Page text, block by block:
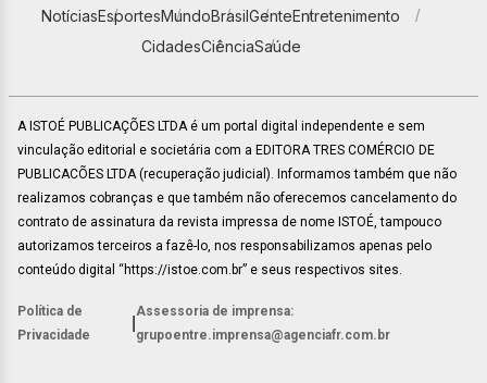
NotíciasEsportesMundoBrasilGenteEntretenimento
CidadesCiênciaSaúde
A ISTOÉ PUBLICAÇÕES LTDA é um portal digital independente e sem
vinculação editorial e societária com a EDITORA TRES COMÉRCIO DE
PUBLICACÕES LTDA (recuperação judicial). Informamos também que não
realizamos cobranças e que também não oferecemos cancelamento do
contrato de assinatura da revista impressa de nome ISTOÉ, tampouco
autorizamos terceiros a fazê-lo, nos responsabilizamos apenas pelo
conteúdo digital “https://istoe.com.br” e seus respectivos sites.
Política de
Privacidade
Assessoria de imprensa:
grupoentre.imprensa@agenciafr.com.br